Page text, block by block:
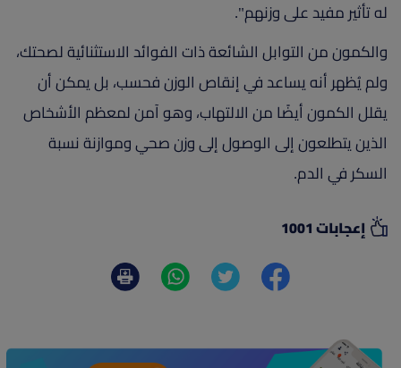
له تأثير مفيد على وزنهم".
والكمون من التوابل الشائعة ذات الفوائد الاستثنائية لصحتك،
ولم يُظهر أنه يساعد في إنقاص الوزن فحسب، بل يمكن أن
يقلل الكمون أيضًا من الالتهاب، وهو آمن لمعظم الأشخاص
الذين يتطلعون إلى الوصول إلى وزن صحي وموازنة نسبة
السكر في الدم.
إعجابات 1001